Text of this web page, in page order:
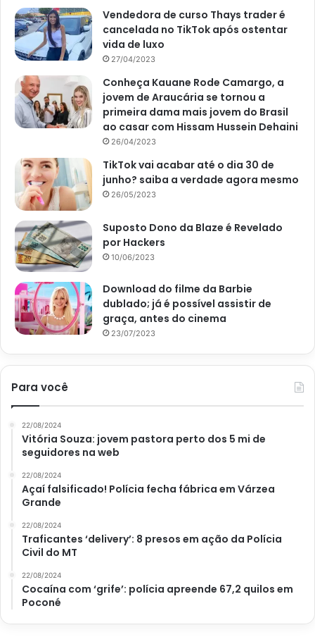
Vendedora de curso Thays trader é
cancelada no TikTok após ostentar
vida de luxo
27/04/2023
Conheça Kauane Rode Camargo, a
jovem de Araucária se tornou a
primeira dama mais jovem do Brasil
ao casar com Hissam Hussein Dehaini
26/04/2023
TikTok vai acabar até o dia 30 de
junho? saiba a verdade agora mesmo
26/05/2023
Suposto Dono da Blaze é Revelado
por Hackers
10/06/2023
Download do filme da Barbie
dublado; já é possível assistir de
graça, antes do cinema
23/07/2023
Para você
22/08/2024
Vitória Souza: jovem pastora perto dos 5 mi de
seguidores na web
22/08/2024
Açaí falsificado! Polícia fecha fábrica em Várzea
Grande
22/08/2024
Traficantes ‘delivery’: 8 presos em ação da Polícia
Civil do MT
22/08/2024
Cocaína com ‘grife’: polícia apreende 67,2 quilos em
Poconé